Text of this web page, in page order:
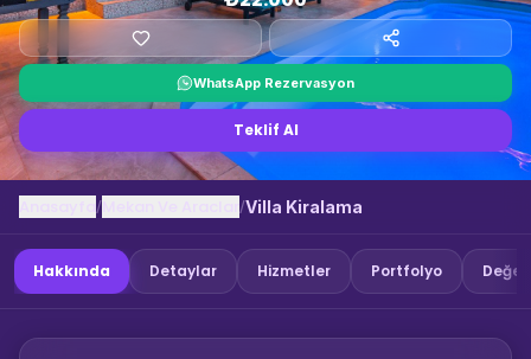
WhatsApp Rezervasyon
Teklif Al
/ /Villa Kiralama
Hakkında Detaylar Hizmetler Portfolyo